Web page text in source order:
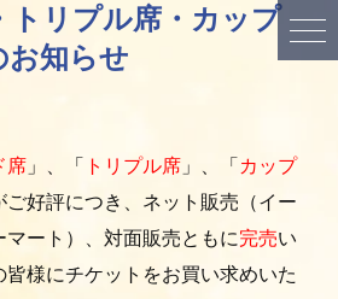
トリプル席・カップ
知らせ
席 」、 「 トリプル席 」、「 カップ
ご好評につき、ネット販売（イー
ート）、対面販売ともに完売い
様にチケットをお買い求めいた